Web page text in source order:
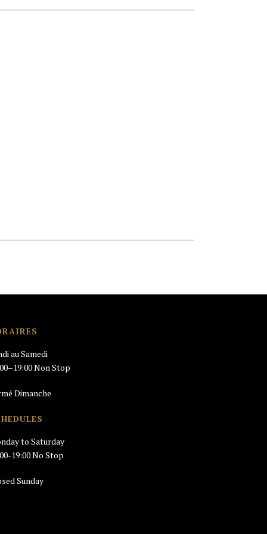
au Samedi
Non Stop
Dimanche
to Saturday
19:00 No Stop
Sunday